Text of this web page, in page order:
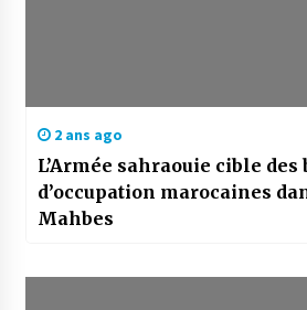
2 ans ago
L’Armée sahraouie cible des
d’occupation marocaines
Mahbes